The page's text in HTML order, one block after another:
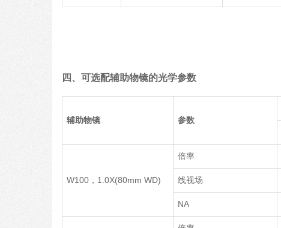
四、可选配辅助物镜的光学参数
辅助物镜 参数
W100，1.0X(80mm WD)
倍率
线视场
NA